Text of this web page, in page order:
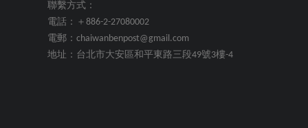
聯繫方式：
電話：＋886-2-27080002
電郵：chaiwanbenpost@gmail.com
地址：台北市大安區和平東路三段49號3樓-4